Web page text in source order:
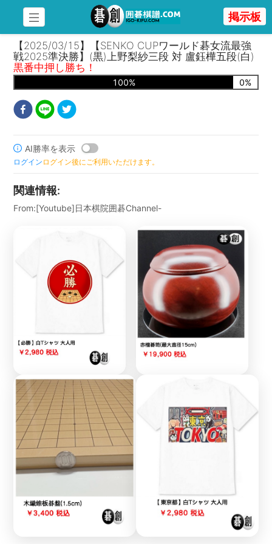
掲示板
【2025/03/15】【SENKO CUPワールド碁女流最強
戦2025準決勝】(黒)上野梨紗三段 対 盧鈺樺五段(白)
黒番中押し勝ち！
100% 0%
AI勝率を表示
ログイン ログイン後にご利用いただけます。
関連情報:
From:[Youtube]日本棋院囲碁Channel-